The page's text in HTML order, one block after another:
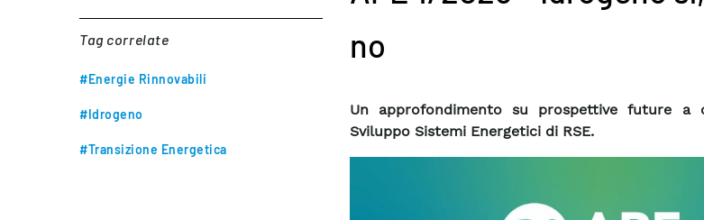
Tag correlate
#Energie Rinnovabili
#Idrogeno
#Transizione Energetica
no
Un approfondimento su prospettive future a
Sviluppo Sistemi Energetici di RSE.